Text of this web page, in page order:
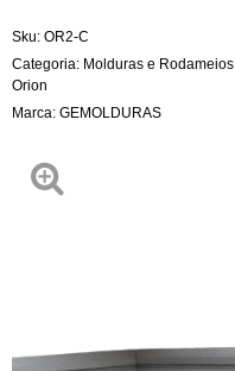
Sku: OR2-C
Categoria: Molduras e Rodameios
Orion
Marca: GEMOLDURAS